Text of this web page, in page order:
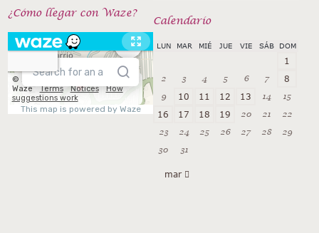
¿Cómo llegar con Waze?
Calendarío
LUN MAR MIÉ JUE VIE SÁB DOM
1
2 3 4 5 6 7 8
9 10 11 12 13 14 15
16 17 18 19 20 21
22
23
24 25 26 27 28
29
30
31
mar